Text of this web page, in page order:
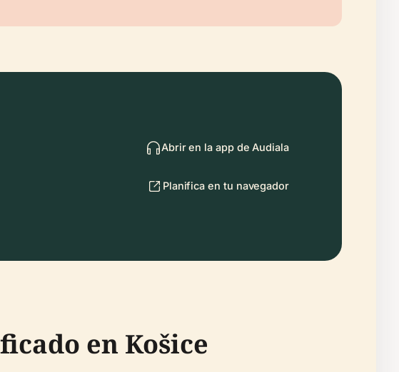
Abrir en la app de Audiala
Planifica en tu navegador
en Košice